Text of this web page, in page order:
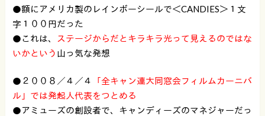
●額にアメリカ製のレインボーシールで＜CANDIES＞１文
字１００円だった
●これは、
ステージからだとキラキラ光って見えるのではな
いかという 山っ気な発想
●２００８／４／４
「全キャン連大同窓会フィルムカーニバ
ル」では発起人代表をつとめる
●アミューズの創設者で、キャンディーズのマネジャーだっ